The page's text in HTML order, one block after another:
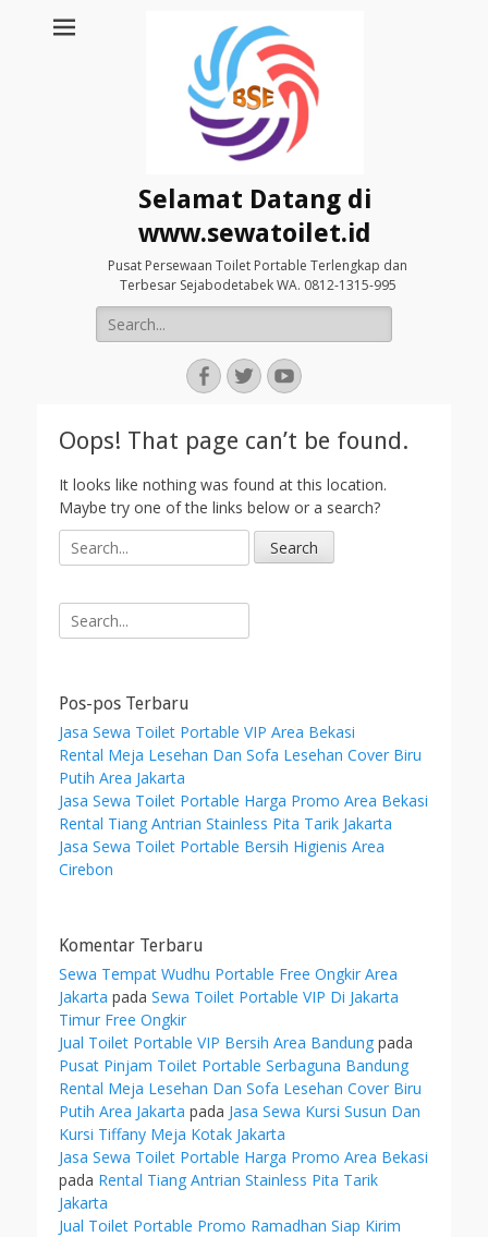
Selamat Datang di
www.sewatoilet.id
Pusat Persewaan Toilet Portable Terlengkap dan
Terbesar Sejabodetabek WA. 0812-1315-995
Search
for:
Facebook
TwitterYouTube
Oops! That page can’t be found.
It looks like nothing was found at this location.
Maybe try one of the links below or a search?
e
r
c
o
r
:
Search
for:
Pos-pos Terbaru
Jasa Sewa Toilet Portable VIP Area Bekasi
Rental Meja Lesehan Dan Sofa Lesehan Cover Biru
Putih Area Jakarta
Jasa Sewa Toilet Portable Harga Promo Area Bekasi
Rental Tiang Antrian Stainless Pita Tarik Jakarta
Jasa Sewa Toilet Portable Bersih Higienis Area
Cirebon
Komentar Terbaru
Sewa Tempat Wudhu Portable Free Ongkir Area
Jakarta pada Sewa Toilet Portable VIP Di Jakarta
Timur Free Ongkir
Jual Toilet Portable VIP Bersih Area Bandung pada
Pusat Pinjam Toilet Portable Serbaguna Bandung
Rental Meja Lesehan Dan Sofa Lesehan Cover Biru
Putih Area Jakarta pada Jasa Sewa Kursi Susun Dan
Kursi Tiffany Meja Kotak Jakarta
Jasa Sewa Toilet Portable Harga Promo Area Bekasi
pada Rental Tiang Antrian Stainless Pita Tarik
Jakarta
Jual Toilet Portable Promo Ramadhan Siap Kirim